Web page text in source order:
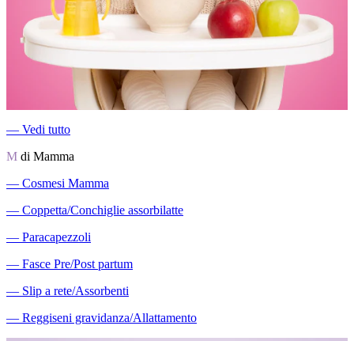
― Vedi tutto
M di Mamma
― Cosmesi Mamma
― Coppetta/Conchiglie assorbilatte
― Paracapezzoli
― Fasce Pre/Post partum
― Slip a rete/Assorbenti
― Reggiseni gravidanza/Allattamento